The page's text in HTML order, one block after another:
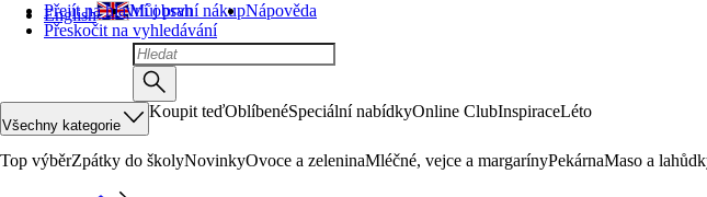
Přejít na hlavní obsah
Přeskočit na vyhledávání
English Můj první nákupNápověda
Všechny kategorie
Koupit teďOblíbenéSpeciální nabídkyOnline ClubInspiraceLéto
Top výběrZpátky do školyNovinkyOvoce a zeleninaMléčné, vejce a margarínyPekárnaMaso a